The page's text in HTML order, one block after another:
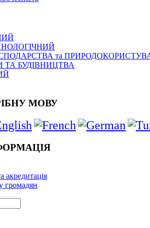
та
ТА БУДІВНИЦТВА
МОВУ
акредитація
громадян